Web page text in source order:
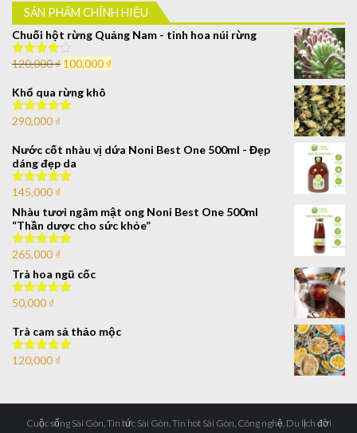
SẢN PHẨM CHÍNH HIỆU
Chuối hột rừng Quảng Nam - tinh hoa núi rừng
Được xếp
5 sao
120,000₫ 100,000 ₫
Khổ qua rừng khô
Được xếp
sao
290,000 ₫
Nước cốt nhàu vị dứa Noni Best One 500ml - Đẹp
dáng đẹp da
Được xếp
sao
145,000 ₫
Nhàu tươi ngâm mật ong Noni Best One 500ml
“Thần dược cho sức khỏe”
Được xếp
sao
265,000 ₫
Trà hoa ngũ cốc
Được xếp
sao
50,000 ₫
Trà cam sả thảo mộc
Được xếp
120,000 ₫
Cuộc sống Sài Gòn, Tin tức Sài Gòn, Tin hot Sài Gòn, Công nghệ, Du lịch đời